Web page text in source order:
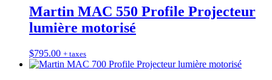
Martin MAC 550 Profile Projecteur
lumière motorisé
$795.00 + taxes